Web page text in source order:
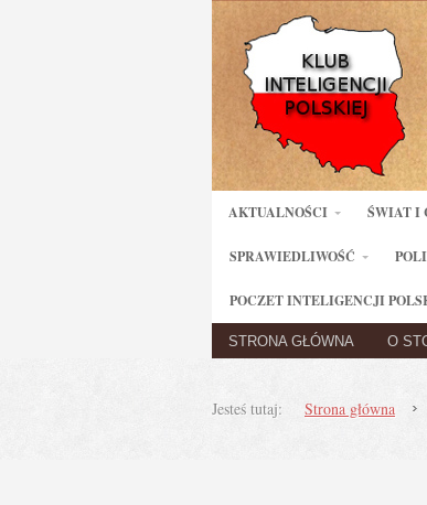
AKTUALNOŚCI ŚWIAT I
SPRAWIEDLIWOŚĆ
POCZET INTELIGENCJI
STRONA GŁÓWNA O
Jesteś tutaj: Strona główna